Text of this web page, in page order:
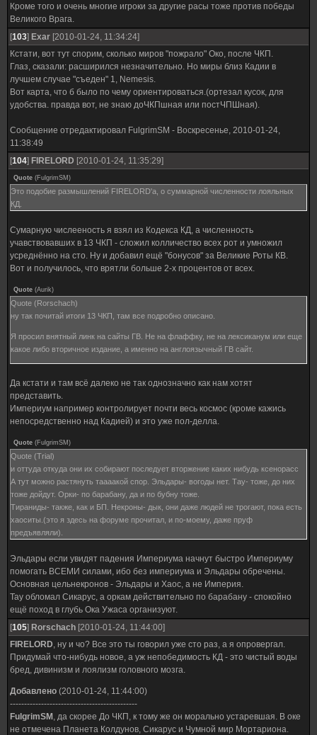
Кроме того и очень многие игроки за другие расы тоже против победы
Великого Врага.
[103] Exar [2010-01-24, 11:34:24]
Кстати, вот тут спорим, сколько миров "пожрало" Око, после ЧКП.
Глаз, сказали: расширился незначительно. Но миры близ Кадии в
лучшем случае "съеден" 1, Nemesis.
Вот карта, что б было по чему ориентироваться.(ортезал кусок, для
удобства. правда вот, не знаю доЧКПшная или постЧПШная).
Сообщение отредактировал FulgrimSM - Воскресенье, 2010-01-24,
11:38:49
[104] FIRELORD [2010-01-24, 11:35:29]
Quote (FulgrimSM )
Это подобие размышлений FIRELORD'a, о суммарной численности лояльных
КД.
Сумарную числееность я взял из Кодекса КД, а численность
учавствовавших в 13 ЧКП - сложил колличество всех рот и умножил
усреднённо на сто. Ну и добавил ещё "бонусов" за Великие Роты КВ.
Вот и получилось, что врятли больше 2-х процентов от всех.
Quote (Aurik)
Quote (Rorschach)
ну так почитай итоги 13 ЧКП, там все подробно описано.
Я просил внятный линк на сайты ГВ. Не на флаффку, не на лексиканум или еще
какое либо вторичное издание, а именно на англоязычный ГВ сайт.
Да кстати и там всё далеко не так однозначно как нам хотят
представить.
Империум например контролирует почти весь космос (кроме кажись
непосредственно над Кадией) и это уже пол-делла.
Quote (FulgrimSM )
Quote (Trial)
и оттуда откуда они их собирают последует вторжение каких нибудь ксенорасс
А тут можно растянуть таааакой спор. Эльдары- вогоды нет. Тау- тоже, до них
тоже дойдут. Орки- по барабану, да и по бубну тоже.
Тираниды- также, как и БП. Некроны- дык, они даже людей не трогают, пока есть
хаоситы.(это я здесь на форуме прочитал, и по-моему, даже пруф
предъявляли).
Эльдары если увидят падения Империума начнут быстро Империуму
помогать ВСЕМИ силами, ибо без империума и Эльдары обречены.
Основная цельнекронов - Эльдары и Хаос, а не Империя.
Тау обломал Сикарус, а оркам действительно по барабану - спокойно
ещё поход в глубь Ока Ужаса организуют.
[105] Rorschach [2010-01-24, 11:44:00]
FIRELORD, ну и чо? Все это ты говорил уже сто раз, а я опровергал.
Придумай что-нибудь новое, а уж непобедимость КД - это чистый воды
бред, дивинизм и лоялизм головного мозга.
Добавлено (2010-01-24, 11:44:00)
---------------------------------------------
FulgrimSM , да скорее До ЧКП, к тому же он морально устаревшая. В оке
не отмечена Планета Колдунов, Сикарус и Чумной мир Мортариона.